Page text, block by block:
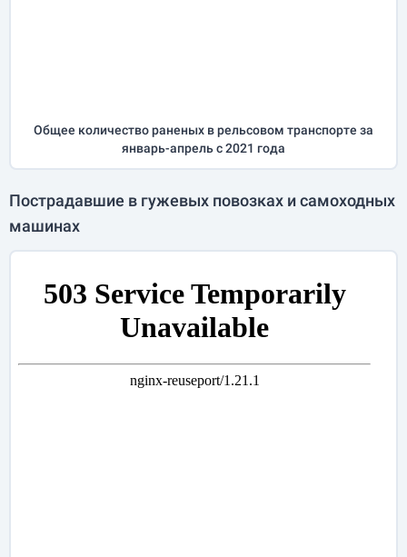
Общее количество раненых в рельсовом транспорте за
январь-апрельс 2021 года
Пострадавшие в гужевых повозках и самоходных
машинах